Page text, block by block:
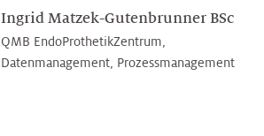
Ingrid Matzek-Gutenbrunner BSc
QMB EndoProthetikZentrum,
Datenmanagement, Prozessmanagement